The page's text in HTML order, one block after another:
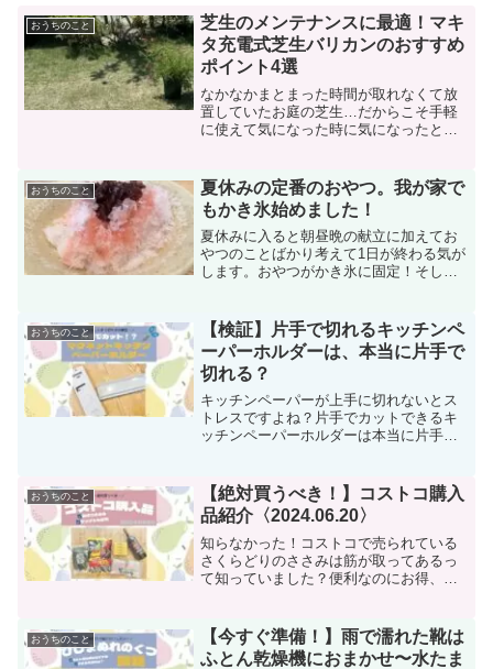
おうちのこと
芝生のメンテナンスに最適！マキ
タ充電式芝生バリカンのおすすめ
ポイント4選
なかなかまとまった時間が取れなくて放
置していたお庭の芝生…だからこそ手軽
に使えて気になった時に気になったとこ
イントを4つにまとめました！
おうちのこと
夏休みの定番のおやつ。我が家で
もかき氷始めました！
夏休みに入ると朝昼晩の献立に加えてお
やつのことばかり考えて1日が終わる気が
します。おやつがかき氷に固定！そして
おうちのこと
【検証】片手で切れるキッチンペ
ーパーホルダーは、本当に片手で
切れる？
キッチンペーパーが上手に切れないとス
トレスですよね？片手でカットできるキ
ッチンペーパーホルダーは本当に片手で
ど、気になった方はぜひご覧ください。
おうちのこと
【絶対買うべき！】コストコ購入
品紹介〈2024.06.20〉
知らなかった！コストコで売られている
さくらどりのささみは筋が取ってあるっ
て知っていました？便利なのにお得、他
て、お得情報をGETしてください。
おうちのこと
【今すぐ準備！】雨で濡れた靴は
ふとん乾燥機におまかせ〜水たま